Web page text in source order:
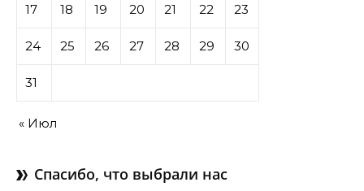
17 18 19 20 21 22 23
24 25 26 27 28 29 30
31
« Июл
Спасибо, что выбрали нас